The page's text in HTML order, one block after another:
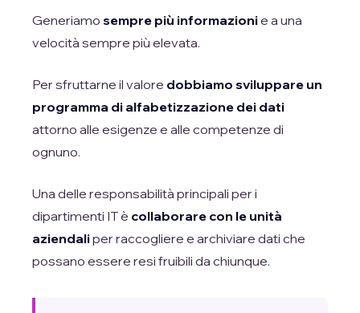
Generiamo sempre più informazionie a una
velocità sempre più elevata.
Per sfruttarne il valore dobbiamo sviluppare un
programma di alfabetizzazione dei dati
attorno alle esigenze e alle competenze di
ognuno.
Una delle responsabilità principali per i
dipartimenti IT è collaborare con le unità
aziendaliper raccogliere e archiviare dati che
possano essere resi fruibili da chiunque.